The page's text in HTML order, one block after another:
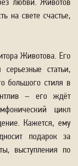
любви. Животов
на свете счастье,
Животова. Его
статьи,
большого стиля в
– его ждёт
цикл
Кажется, ему
подарок за
выступления по